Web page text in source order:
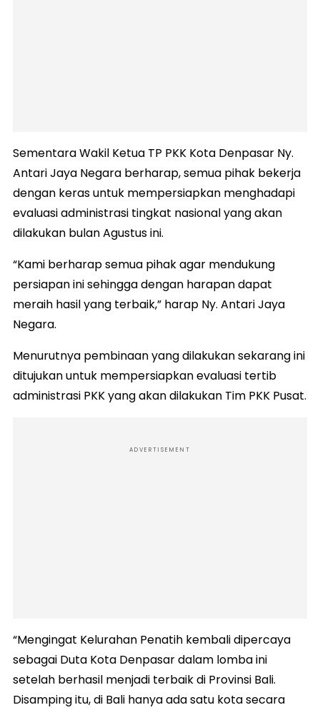
Sementara Wakil Ketua TP PKK Kota Denpasar Ny.
Antari Jaya Negara berharap, semua pihak bekerja
dengan keras untuk mempersiapkan menghadapi
evaluasi administrasi tingkat nasional yang akan
dilakukan bulan Agustus ini.
“Kami berharap semua pihak agar mendukung
persiapan ini sehingga dengan harapan dapat
meraih hasil yang terbaik,” harap Ny. Antari Jaya
Negara.
Menurutnya pembinaan yang dilakukan sekarang ini
ditujukan untuk mempersiapkan evaluasi tertib
administrasi PKK yang akan dilakukan Tim PKK Pusat.
ADVERTISEMENT
“Mengingat Kelurahan Penatih kembali dipercaya
sebagai Duta Kota Denpasar dalam lomba ini
setelah berhasil menjadi terbaik di Provinsi Bali.
Disamping itu, di Bali hanya ada satu kota secara